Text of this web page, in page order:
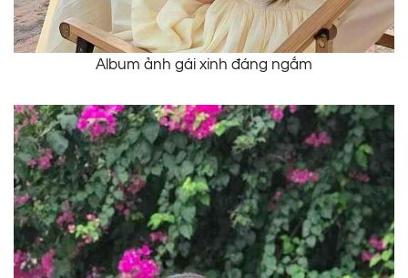
Album ảnh gái xinh đáng ngắm